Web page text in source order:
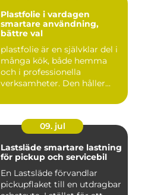
Plastfolie i vardagen
smartare användning,
bättre val
plastfolie är en självklar del i
många kök, både hemma
och i professionella
verksamheter. Den håller...
09. jul
Lastsläde smartare lastning
för pickup och servicebil
En Lastsläde förvandlar
pickupflaket till en utdragbar